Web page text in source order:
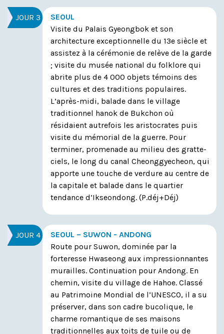
JOUR 3
SEOUL
Visite du Palais Gyeongbok et son
architecture exceptionnelle du 13e siècle et
assistez à la cérémonie de relève de la garde
; visite du musée national du folklore qui
abrite plus de 4 000 objets témoins des
cultures et des traditions populaires.
L’après-midi, balade dans le village
traditionnel hanok de Bukchon où
résidaient autrefois les aristocrates puis
visite du mémorial de la guerre. Pour
terminer, promenade au milieu des gratte-
ciels, le long du canal Cheonggyecheon, qui
apporte une touche de verdure au centre de
la capitale et balade dans le quartier
tendance d’Ikseondong. (P.déj+Déj)
JOUR 4
SEOUL – SUWON - ANDONG
Route pour Suwon, dominée par la
forteresse Hwaseong aux impressionnantes
murailles. Continuation pour Andong. En
chemin, visite du village de Hahoe. Classé
au Patrimoine Mondial de l’UNESCO, il a su
préserver, dans son cadre bucolique, le
charme romantique de ses maisons
traditionnelles aux toits de tuile ou de